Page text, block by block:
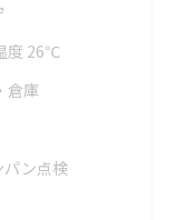
度 26℃
倉庫
パン点検